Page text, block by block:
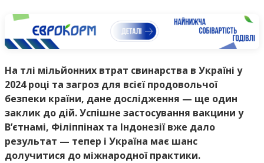
На тлі мільйонних втрат свинарства в Україні у
2024 році та загроз для всієї продовольчої
безпеки країни, дане дослідження — ще один
заклик до дій. Успішне застосування вакцини у
В’єтнамі, Філіппінах та Індонезії вже дало
результат — тепер і Україна має шанс
долучитися до міжнародної практики.